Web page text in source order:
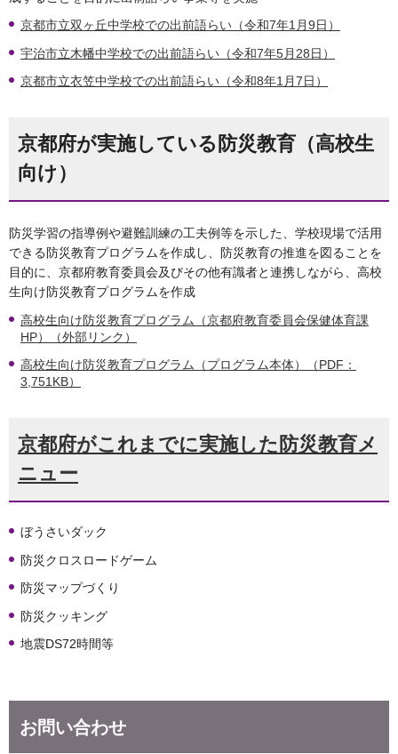
京都市立双ヶ丘中学校での出前語らい（令和7年1月9日）
宇治市立木幡中学校での出前語らい（令和7年5月28日）
京都市立衣笠中学校での出前語らい（令和8年1月7日）
京都府が実施している防災教育（高校生
向け）
防災学習の指導例や避難訓練の工夫例等を示した、学校現場で活用
できる防災教育プログラムを作成し、防災教育の推進を図ることを
目的に、京都府教育委員会及びその他有識者と連携しながら、高校
生向け防災教育プログラムを作成
高校生向け防災教育プログラム（京都府教育委員会保健体育課
HP）（外部リンク）
高校生向け防災教育プログラム（プログラム本体）（PDF：
3,751KB）
京都府がこれまでに実施した防災教育メ
ニュー
ぼうさいダック
防災クロスロードゲーム
防災マップづくり
防災クッキング
地震DS72時間等
お問い合わせ